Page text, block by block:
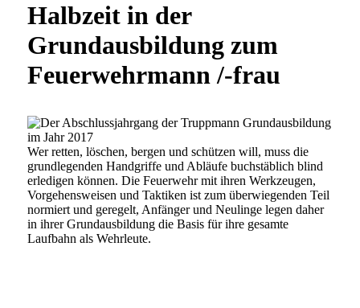
Halbzeit in der
Grundausbildung zum
Feuerwehrmann /-frau
Wer retten, löschen, bergen und schützen will, muss die
grundlegenden Handgriffe und Abläufe buchstäblich blind
erledigen können. Die Feuerwehr mit ihren Werkzeugen,
Vorgehensweisen und Taktiken ist zum überwiegenden Teil
normiert und geregelt, Anfänger und Neulinge legen daher
in ihrer Grundausbildung die Basis für ihre gesamte
Laufbahn als Wehrleute.